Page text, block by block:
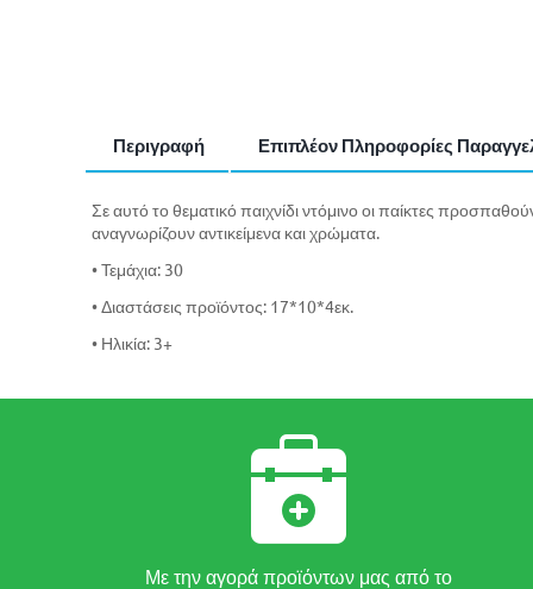
Περιγραφή Επιπλέον Πληροφορίες
Σε αυτό το θεματικό παιχνίδι ντόμινο οι παίκτες
αναγνωρίζουν αντικείμενα και χρώματα.
• Τεμάχια: 30
• Διαστάσεις προϊόντος: 17*10*4εκ.
• Ηλικία: 3+
Με την αγορά προϊόντων μας από το